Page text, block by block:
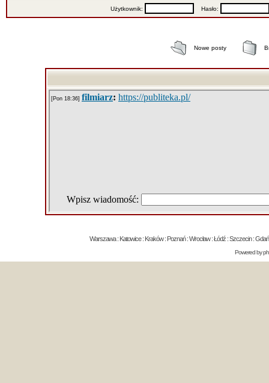
Użytkownik: Hasło:
Nowe posty
Warszawa : Katowice : Kraków : Poznań : Wrocław : Łódź : Szczecin :
Powered by